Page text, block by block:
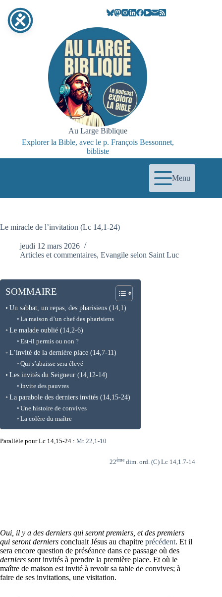
contenu
Au Large Biblique
Explorer la Bible, avec le p. François Bessonnet,
bibliste
Menu
Le miracle de l’invitation (Lc 14,1-24)
jeudi 12 mars 2026
Articles et commentaires, Evangile selon Saint Luc
SOMMAIRE
Un sabbat, un repas, des pharisiens (14,1)
La maison d’un chef des pharisiens
Le malade oublié (14,2-6)
Est-il permis ou non ?
L’invité de la dernière place (14,7-11)
Qui s’abaisse sera élevé
Les invités du Seigneur (14,12-14)
Invite des pauvres
La parabole des derniers invités (14,15-24)
Une histoire de convives
La colère du maître
Parallèle pour Lc 14,15-24 : Mt 22,1-10
22ème dim. ord. (C) Lc 14,1.7-14
Oui, il y a des derniers qui seront premiers, et des premiers
qui seront derniers concluait Jésus au chapitre précédent. Et il
sera encore question de préséance dans ce passage où des
derniers sont invités à prendre la première place. Et où le
maître de maison est invité à revoir sa table de convives; à
faire de ses invitations, une visitation.